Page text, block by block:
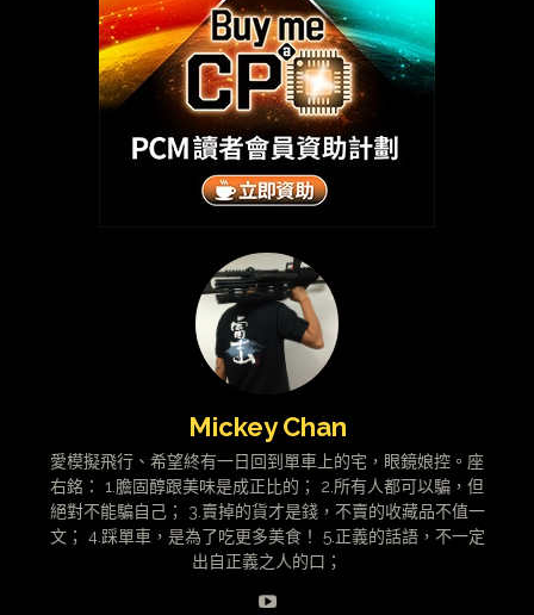
Mickey Chan
愛模擬飛行、希望終有一日回到單車上的宅，眼鏡娘控。座
右銘： 1.膽固醇跟美味是成正比的； 2.所有人都可以騙，但
絕對不能騙自己； 3.賣掉的貨才是錢，不賣的收藏品不值一
文； 4.踩單車，是為了吃更多美食！ 5.正義的話語，不一定
出自正義之人的口；